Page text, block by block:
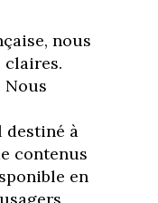
nous
claires.
Nous
destiné à
contenus
en